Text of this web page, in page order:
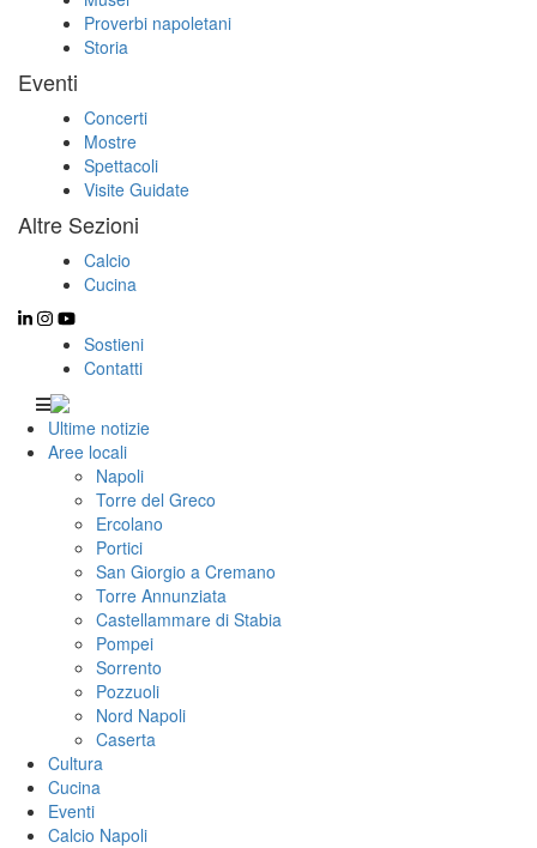
Proverbi napoletani
Storia
Eventi
Concerti
Mostre
Spettacoli
Visite Guidate
Altre Sezioni
Calcio
Cucina
Sostieni
Contatti
Ultime notizie
Aree locali
Napoli
Torre del Greco
Ercolano
Portici
San Giorgio a Cremano
Torre Annunziata
Castellammare di Stabia
Pompei
Sorrento
Pozzuoli
Nord Napoli
Caserta
Cultura
Cucina
Eventi
Calcio Napoli